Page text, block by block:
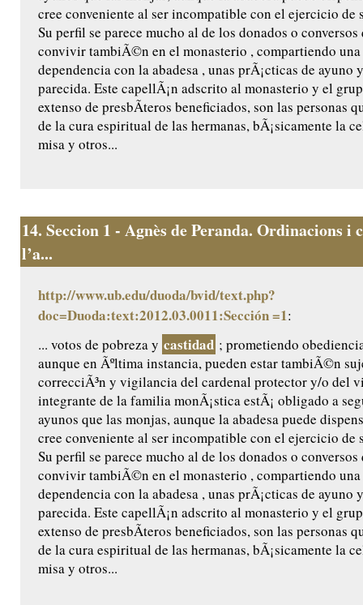
cree conveniente al ser incompatible con el ejercicio de
Su perfil se parece mucho al de los donados o conversos
convivir tambiÃ©n en el monasterio , compartiendo
dependencia con la abadesa , unas prÃ¡cticas de ayuno
parecida. Este capellÃ¡n adscrito al monasterio y el
extenso de presbÃ­teros beneficiados, son las personas
de la cura espiritual de las hermanas, bÃ¡sicamente la
misa y otros...
14. Seccion 1 - Agnès de Peranda. Ordinacions i
l’a...
http://www.ub.edu/duoda/bvid/text.php?
doc=Duoda:text:2012.03.0011:Sección =1:
... votos de pobreza y castidad ; prometiendo
aunque en Ãºltima instancia, pueden estar tambiÃ©n
correcciÃ³n y vigilancia del cardenal protector y/o del
integrante de la familia monÃ¡stica estÃ¡ obligado a
ayunos que las monjas, aunque la abadesa puede
cree conveniente al ser incompatible con el ejercicio de
Su perfil se parece mucho al de los donados o conversos
convivir tambiÃ©n en el monasterio , compartiendo
dependencia con la abadesa , unas prÃ¡cticas de ayuno
parecida. Este capellÃ¡n adscrito al monasterio y el
extenso de presbÃ­teros beneficiados, son las personas
de la cura espiritual de las hermanas, bÃ¡sicamente la
misa y otros...